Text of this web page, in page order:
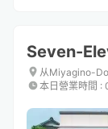
Seven-
从Miyagino-
本日營業時間 :